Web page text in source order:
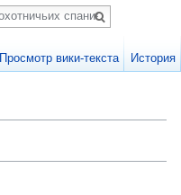
Просмотр вики-текста История